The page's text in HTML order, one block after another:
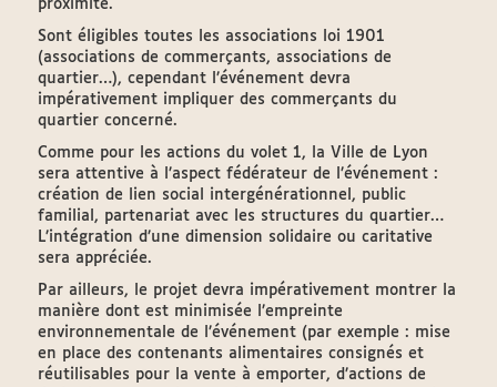
proximité.
Sont éligibles toutes les associations loi 1901
(associations de commerçants, associations de
quartier…), cependant l’événement devra
impérativement impliquer des commerçants du
quartier concerné.
Comme pour les actions du volet 1, la Ville de Lyon
sera attentive à l’aspect fédérateur de l’événement :
création de lien social intergénérationnel, public
familial, partenariat avec les structures du quartier…
L’intégration d’une dimension solidaire ou caritative
sera appréciée.
Par ailleurs, le projet devra impérativement montrer la
manière dont est minimisée l’empreinte
environnementale de l’événement (par exemple : mise
en place des contenants alimentaires consignés et
réutilisables pour la vente à emporter, d’actions de